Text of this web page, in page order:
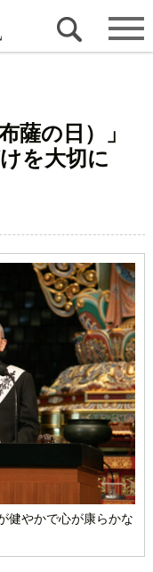
の日）」
を大切に
健やかで心が康らかな